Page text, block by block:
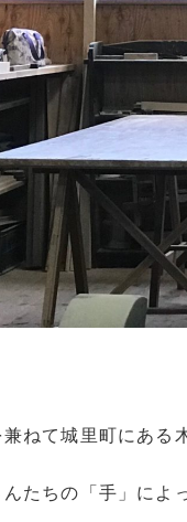
ねて城里町にある
たちの「手」によ